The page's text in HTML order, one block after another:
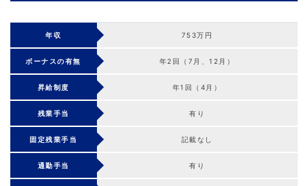
年収 753万円
ボーナスの有無 年2回（7月、12月）
昇給制度 年1回（4月）
残業手当 有り
固定残業手当 記載なし
通勤手当 有り